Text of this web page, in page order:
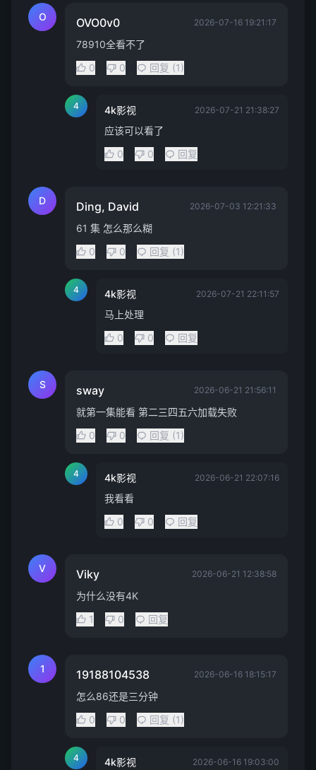
O OVO0v0 2026-07-16 19:21:17
78910全看不了
0
0 回复 (1)
4 4k影视 2026-07-21 21:38:27
应该可以看了
0
0 回复
D Ding, David 2026-07-03 12:21:33
61 集 怎么那么糊
0
0 回复 (1)
4 4k影视 2026-07-21 22:11:57
马上处理
0
0 回复
S sway 2026-06-21 21:56:11
就第一集能看 第二三四五六加载失败
0
0 回复 (1)
4 4k影视 2026-06-21 22:07:16
我看看
0
0 回复
V Viky 2026-06-21 12:38:58
为什么没有4K
1
0 回复
1 19188104538 2026-06-16 18:15:17
怎么86还是三分钟
0
0 回复 (1)
4 4k影视 2026-06-16 19:03:00